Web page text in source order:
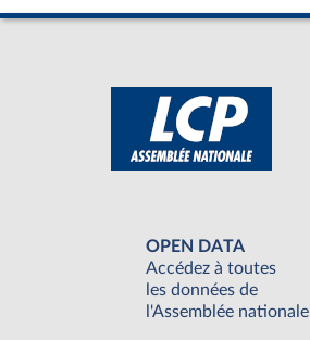
OPEN DATA
Accédez à toutes
les données de
l'Assemblée nationale